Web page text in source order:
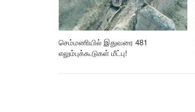
செம்மணியில் இதுவரை 481
எலும்புக்கூடுகள் மீட்பு!